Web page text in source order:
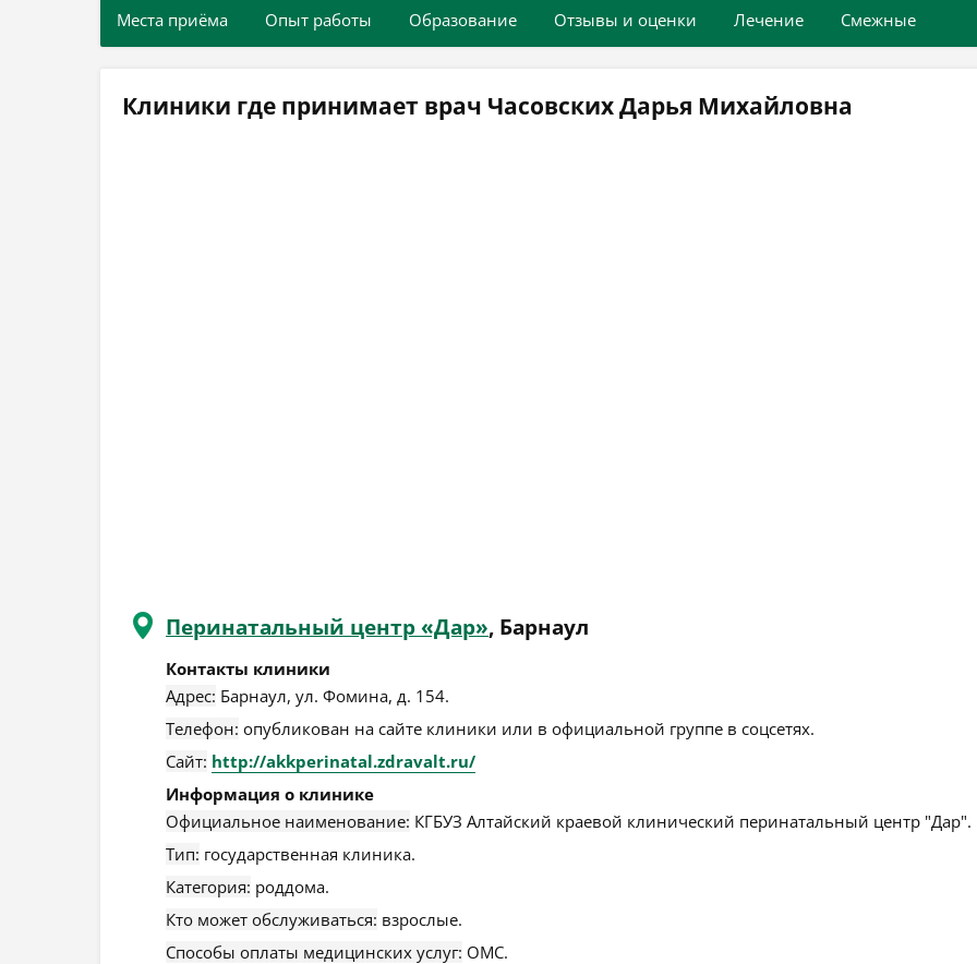
Места приёма Опыт работы Образование Отзывы и оценки Лечение Смежные
Клиники где принимает врач Часовских Дарья Михайловна
Перинатальный центр «Дар», Барнаул
Контакты клиники
Адрес: Барнаул, ул. Фомина, д. 154.
Телефон: опубликован на сайте клиники или в официальной группе в соцсетях.
Сайт: http://akkperinatal.zdravalt.ru/
Информация о клинике
Официальное наименование: КГБУЗ Алтайский краевой клинический перинатальный центр "Дар".
Тип: государственная клиника.
Категория: роддома.
Кто может обслуживаться: взрослые.
Способы оплаты медицинских услуг: ОМС.